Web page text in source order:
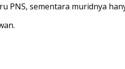
PNS, sementara muridnya